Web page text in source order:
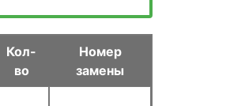
Кол-
во
Номер
замены